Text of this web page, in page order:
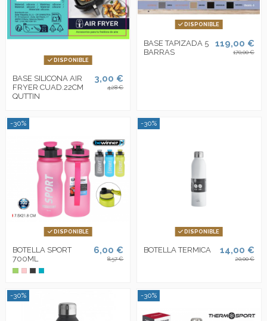
DISPONIBLE
BASE SILICONA AIR
FRYER CUAD.22CM
QUTTIN
3,00 €
4,28 €
DISPONIBLE
BASE TAPIZADA 5
BARRAS
119,00 €
170,00 €
-30%
DISPONIBLE
BOTELLA SPORT
700ML
6,00 €
8,57 €
-30%
DISPONIBLE
BOTELLA TERMICA 14,00 €
20,00 €
-30% -30%